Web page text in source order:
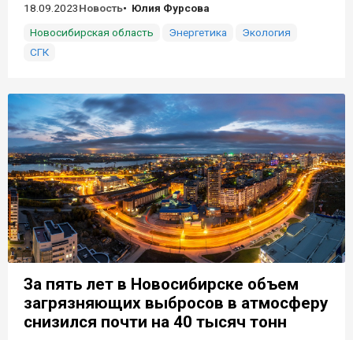
18.09.2023Новость
Юлия Фурсова
Новосибирская область
Энергетика
Экология
СГК
За пять лет в Новосибирске объем
загрязняющих выбросов в атмосферу
снизился почти на 40 тысяч тонн